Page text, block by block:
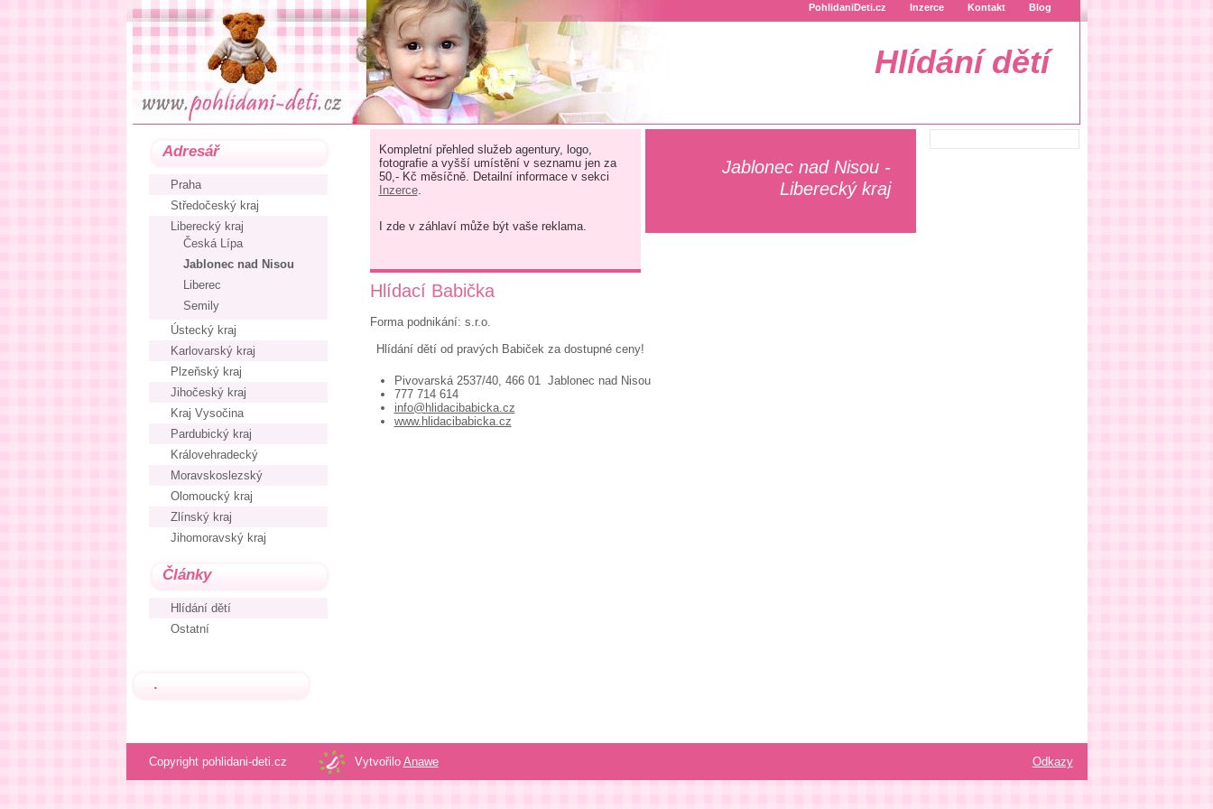
PohlidaniDeti.cz Inzerce Kontakt Blog
Hlídání dětí
Adresář
Praha
Středočeský kraj
Liberecký kraj
Česká Lípa
Jablonec nad Nisou
Liberec
Semily
Ústecký kraj
Karlovarský kraj
Plzeňský kraj
Jihočeský kraj
Kraj Vysočina
Pardubický kraj
Královehradecký
Moravskoslezský
Olomoucký kraj
Zlínský kraj
Jihomoravský kraj
Články
Hlídání dětí
Ostatní
.
Jablonec nad Nisou -
Liberecký kraj
Kompletní přehled služeb agentury, logo,
fotografie a vyšší umístění v seznamu jen za
50,- Kč měsíčně. Detailní informace v sekci
Inzerce.
I zde v záhlaví může být vaše reklama.
Hlídací Babička
Forma podnikání: s.r.o.
Hlídání dětí od pravých Babiček za dostupné ceny!
Pivovarská 2537/40, 466 01 Jablonec nad Nisou
777 714 614
info@hlidacibabicka.cz
www.hlidacibabicka.cz
Copyright pohlidani-deti.cz Vytvořilo Anawe Odkazy